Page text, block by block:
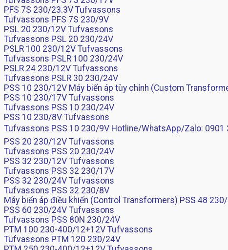
PFS 7S 230/23.3V Tufvassons
Tufvassons PFS 7S 230/9V
PSL 20 230/12V Tufvassons
Tufvassons PSL 20 230/24V
PSLR 100 230/12V Tufvassons
Tufvassons PSLR 100 230/24V
PSLR 24 230/12V Tufvassons
Tufvassons PSLR 30 230/24V
PSS 10 230/12V Máy biến áp tùy chỉnh (Custom
PSS 10 230/17V Tufvassons
Tufvassons PSS 10 230/24V
PSS 10 230/8V Tufvassons
Tufvassons PSS 10 230/9V Hotline/WhatsApp/Zalo: 0901
PSS 20 230/12V Tufvassons
Tufvassons PSS 20 230/24V
PSS 32 230/12V Tufvassons
Tufvassons PSS 32 230/17V
PSS 32 230/24V Tufvassons
Tufvassons PSS 32 230/8V
Máy biến áp điều khiển (Control Transformers) PSS 48
PSS 60 230/24V Tufvassons
Tufvassons PSS 80N 230/24V
PTM 100 230-400/12+12V Tufvassons
Tufvassons PTM 120 230/24V